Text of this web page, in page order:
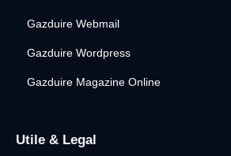
Gazduire Webmail
Gazduire Wordpress
Gazduire Magazine Online
Utile & Legal